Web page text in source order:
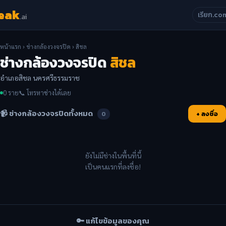
.ai เรียก
หน้าแรก › ช่างกล้องวงจรปิด › สิชล
ช่างกล้องวงจรปิดสิชล
อำเภอสิชล นครศรีธรรมราช
0 ราย📞 โทรหาช่างได้เลย
📹 ช่างกล้องวงจรปิดทั้งหมด 0 + ลงชื่อ
ยังไม่มีช่างในพื้นที่นี้
เป็นคนแรกที่ลงชื่อ!
🔑 แก้ไขข้อมูลของคุณ